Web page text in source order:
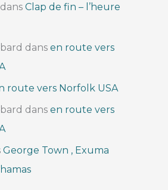
dansClap de fin – l’heure
dansen route vers
route vers Norfolk USA
dansen route vers
George Town , Exuma